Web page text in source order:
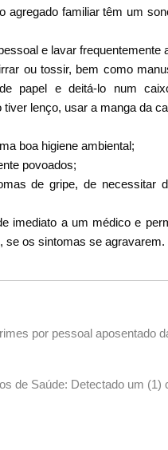
agregado familiar têm um
e lavar frequentemente
ou tossir, bem como
papel e deitá-lo num
lenço, usar a manga da
boa higiene ambiental;
povoados;
de gripe, de necessitar
imediato a um médico e
se os sintomas se agravarem.
por pessoal aposentado
de Saúde: Detectado um